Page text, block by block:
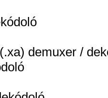
demuxer /